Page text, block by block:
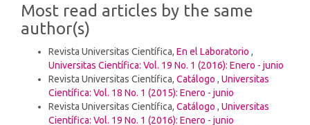
Most read articles by the same
author(s)
Revista Universitas Científica, En el Laboratorio ,
Universitas Científica: Vol. 19 No. 1 (2016): Enero - junio
Revista Universitas Científica, Catálogo , Universitas
Científica: Vol. 18 No. 1 (2015): Enero - junio
Revista Universitas Científica, Catálogo , Universitas
Científica: Vol. 19 No. 1 (2016): Enero - junio